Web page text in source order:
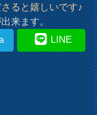
ると嬉しいです♪
来ます。
LINE